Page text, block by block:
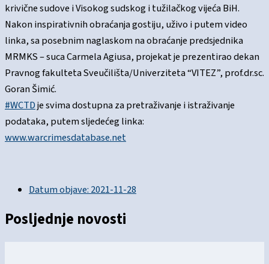
krivične sudove i Visokog sudskog i tužilačkog vijeća BiH.
Nakon inspirativnih obraćanja gostiju, uživo i putem video
linka, sa posebnim naglaskom na obraćanje predsjednika
MRMKS – suca Carmela Agiusa, projekat je prezentirao dekan
Pravnog fakulteta Sveučilišta/Univerziteta “VITEZ”, prof.dr.sc.
Goran Šimić.
#WCTDje svima dostupna za pretraživanje i istraživanje
podataka, putem sljedećeg linka:
www.warcrimesdatabase.net
Datum objave: 2021-11-28
Posljednje novosti